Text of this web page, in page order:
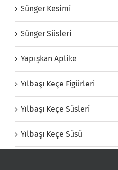
Sünger Kesimi
Sünger Süsleri
Yapışkan Aplike
Yılbaşı Keçe Figürleri
Yılbaşı Keçe Süsleri
Yılbaşı Keçe Süsü